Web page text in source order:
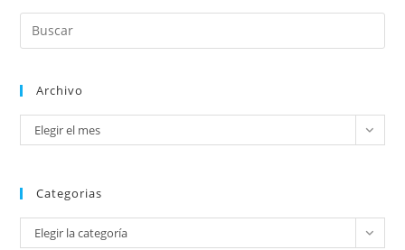
Archivo
Elegir el mes
Categorias
Elegir la categoría